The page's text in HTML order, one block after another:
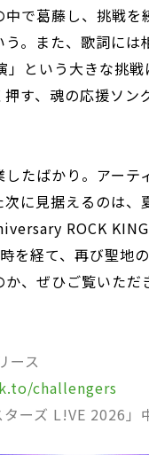
で葛藤し、挑戦を
。また、歌詞には
」という大きな挑
す、魂の応援ソン
たばかり。アーテ
に見据えるのは、
ROCK
を経て、再び聖地
、ぜひご覧いただ
ース
challengers
ーズ L!VE 2026」